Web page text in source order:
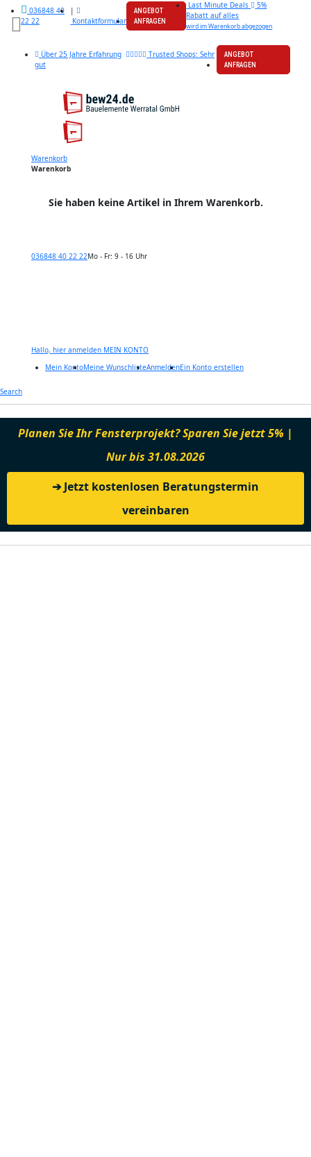
036848 40
22 22
|
Kontaktformular
ANGEBOT
ANFRAGEN
Last Minute Deals
5%
Rabatt auf alles
wird im Warenkorb abgezogen
Über 25 Jahre Erfahrung
Trusted Shops: Sehr
gut
ANGEBOT
ANFRAGEN
Warenkorb
Warenkorb
Sie haben keine Artikel in Ihrem Warenkorb.
036848 40 22 22Mo - Fr: 9 - 16 Uhr
Hallo, hier anmelden MEIN KONTO
Mein KontoMeine WunschlisteAnmeldenEin Konto erstellen
Search
Planen Sie Ihr Fensterprojekt? Sparen Sie jetzt 5% |
Nur bis 31.08.2026
➔ Jetzt kostenlosen Beratungstermin
vereinbaren